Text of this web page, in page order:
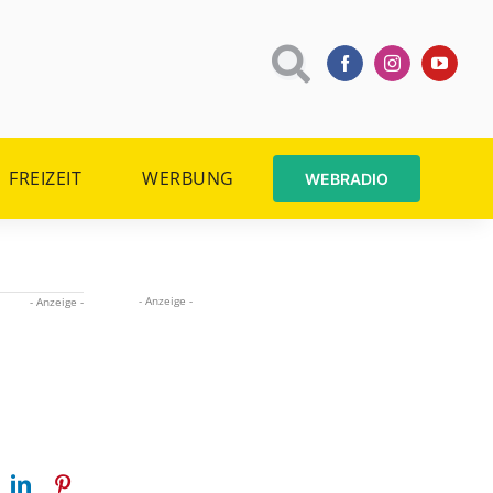
FREIZEIT WERBUNG WEBRADIO
- Anzeige -
- Anzeige -